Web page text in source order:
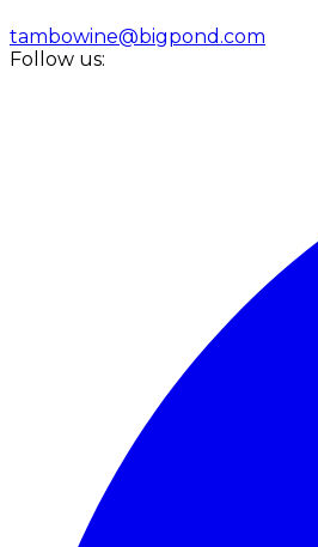
tambowine@bigpond.com
Follow us: